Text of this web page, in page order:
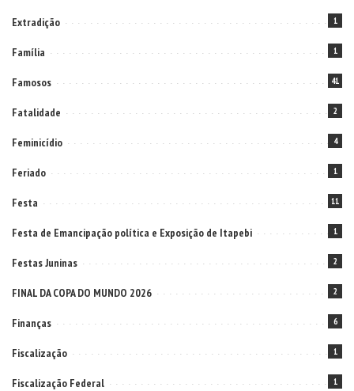
Extradição 1
Família 1
Famosos 41
Fatalidade 2
Feminicídio 4
Feriado 1
Festa 11
Festa de Emancipação política e Exposição de Itapebi 1
Festas Juninas 2
FINAL DA COPA DO MUNDO 2026 2
Finanças 6
Fiscalização 1
Fiscalização Federal 1